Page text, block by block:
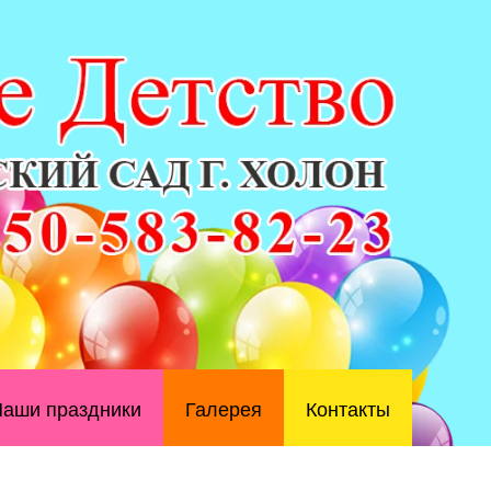
праздники Галерея Контакты